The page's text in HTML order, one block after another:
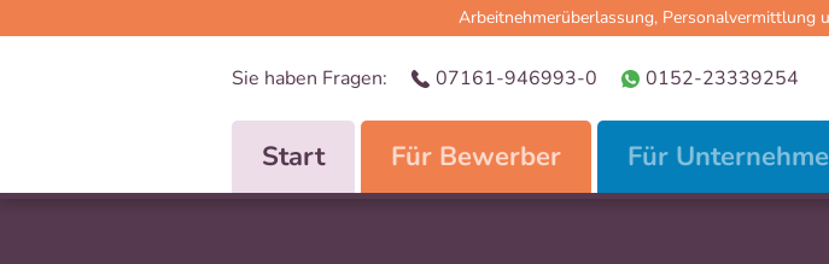
Arbeitnehmerüberlassung, Personalvermittlung
Start Für Bewerber Für
Sie haben Fragen: 07161-946993-0 0152-23339254